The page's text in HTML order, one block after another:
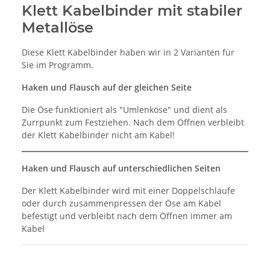
Klett Kabelbinder mit stabiler
Metallöse
Diese Klett Kabelbinder haben wir in 2 Varianten für
Sie im Programm.
Haken und Flausch auf der gleichen Seite
Die Öse funktioniert als "Umlenköse" und dient als
Zurrpunkt zum Festziehen. Nach dem Öffnen verbleibt
der Klett Kabelbinder nicht am Kabel!
Haken und Flausch auf unterschiedlichen Seiten
Der Klett Kabelbinder wird mit einer Doppelschlaufe
oder durch zusammenpressen der Öse am Kabel
befestigt und verbleibt nach dem Öffnen immer am
Kabel